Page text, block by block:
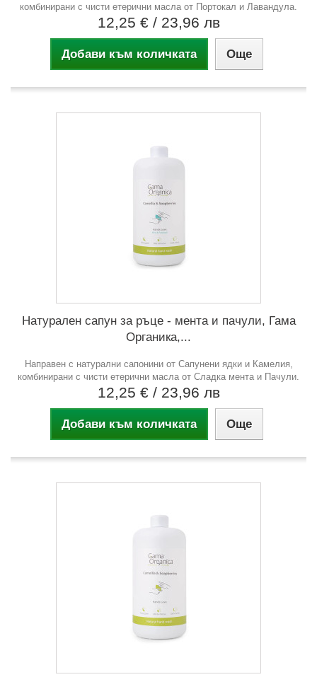
комбинирани с чисти етерични масла от Портокал и Лавандула.
12,25 € / 23,96 лв
Добави към количката Още
Натурален сапун за ръце - мента и пачули, Гама
Органика,...
Направен с натурални сапонини от Сапунени ядки и Камелия,
комбинирани с чисти етерични масла от Сладка мента и Пачули.
12,25 € / 23,96 лв
Добави към количката Още